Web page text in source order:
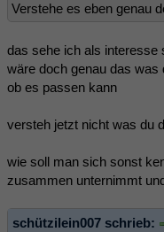
Verstehe es eben genau
das sehe ich als interesse
wäre doch genau das
ob es passen kann
versteh jetzt nicht was du
wie soll man sich sonst
zusammen unternimmt
schützilein007 schrieb: